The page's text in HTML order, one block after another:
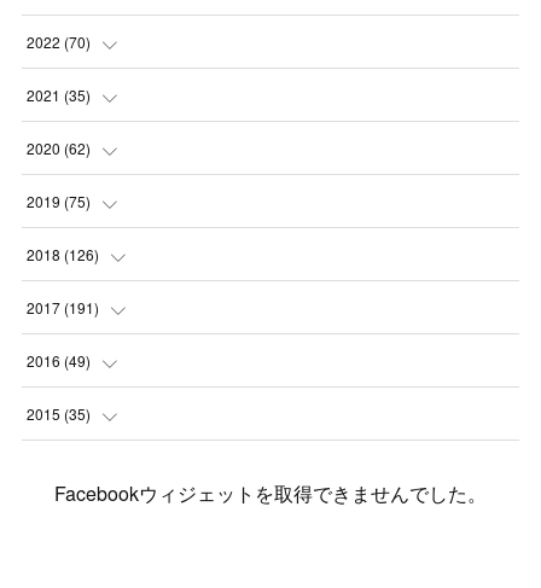
(1
(2
(1
(3
(2
(1)
(5)
(8)
(2
(4
(3
(3
(8)
(6)
2022 (70)
(7
(11 )
(8
(1)
(3)
2021 (35)
(5
(7
(5)
(3)
(3)
2020 (62)
(6
(9)
(7)
(4
(6)
2019 (75)
(1)
(2)
(6
(7
(15)
2018 (126)
(6)
(12 )
(7
2017 (191)
(12 )
(11 )
2016 (49)
(2
2015 (35)
Facebookウィジェットを取得できませんでした。